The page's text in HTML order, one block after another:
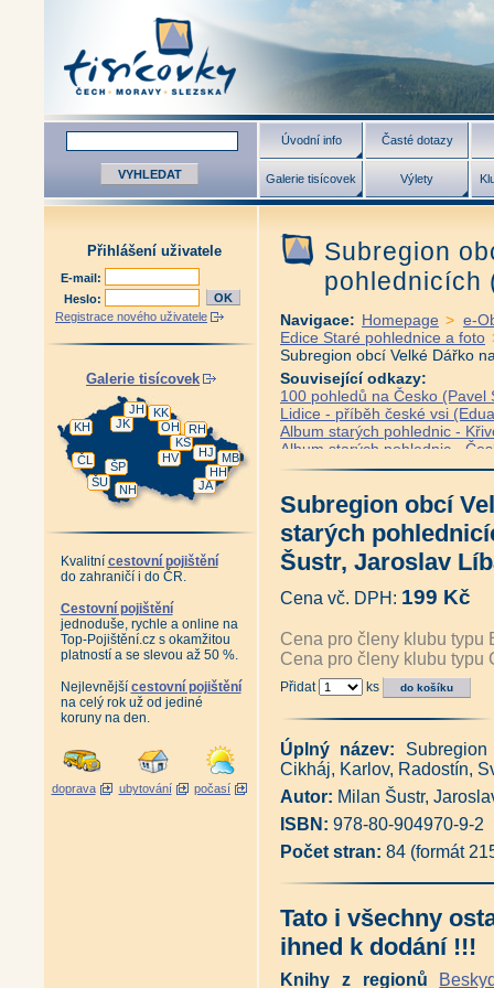
Úvodní info Časté dotazy
Galerie tisícovek Výlety
Přihlášení uživatele
E-mail:
Heslo:
Registrace nového uživatele
Galerie tisícovek
JA
HH
MB
HJ
HV
NH
KS
RH
ŠP
ŠU
OH
JK
KK
ČL
JH
KH
Kvalitní cestovní pojištění
do zahraničí i do ČR.
Cestovní pojištění
jednoduše, rychle a online na
Top-Pojištění.cz s okamžitou
platností a se slevou až 50 %.
Nejlevnější cestovní pojištění
na celý rok už od jediné
koruny na den.
doprava ubytování počasí
Subregion
pohlednicích
Navigace: Homepage > e-
Edice Staré pohlednice a foto
Subregion obcí Velké Dářko
Související odkazy:
100 pohledů na Česko (Pavel
Lidice - příběh české vsi
Album starých pohlednic -
Album starých pohlednic -
Album starých pohlednic -
Album starých pohlednic
Album starých pohlednic
Album starých pohlednic
Album starých pohlednic
Album starých pohlednic
Album starých pohlednic -
Antikvariát - Album starých
Album starých pohlednic -
Antikvariát - Šumpersko,
Album starých pohlednic -
Album starých pohlednic -
Album starých pohlednic -
Album starých pohlednic -
Album starých pohlednic -
Adršpašsko-
teplické skály na historických
Album starých pohlednic -
Posázavský Pacifik Světlá -
Železniční trať Praha -
Železniční tratě Ústecko-
teplické dráhy na starých
Ústeckým krajem vlakem i
Železniční trať z Pardubic do
Subregion obcí
starých
Šustr, Jaroslav
Cena vč. DPH: 199 Kč
Cena pro členy klubu typu
Cena pro členy klubu typu
Přidat ks
Úplný název:
Cikháj, Karlov, Radostín,
Autor: Milan Šustr,
ISBN: 978-80-904970-9-2
Počet stran: 84 (formát
Tato i všechny
ihned k dodání !!!
Knihy z regionů